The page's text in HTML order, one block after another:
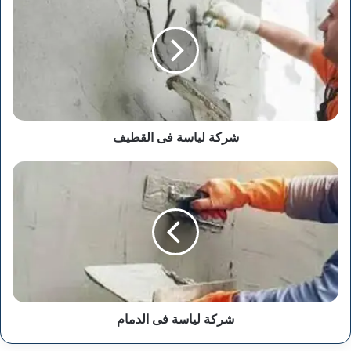
لياسة
فى
القطيف
شركة لياسة فى القطيف
شركة
لياسة
فى
الدمام
شركة لياسة فى الدمام